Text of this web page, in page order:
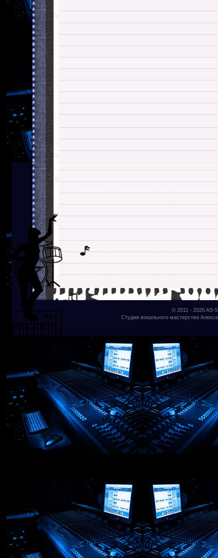
© 2011 - 2026AS-
Студия вокального мастерства